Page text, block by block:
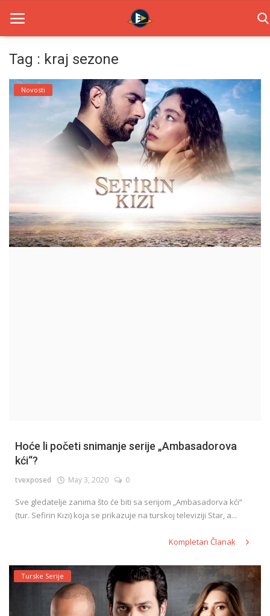
Home
Novosti
TV Serije
Contact
Login
Tag : kraj sezone
Novosti
Hoće li početi snimanje serije „Ambasadorova
kći“?
tvexposed May 3, 2020 0
Sve gledatelje zanima što će biti sa serijom „Ambasadorva kći“
(tur. Sefirin Kızı) koja se prikazuje na turskoj televiziji Star, a...
Kompletan Članak
Turske Serije